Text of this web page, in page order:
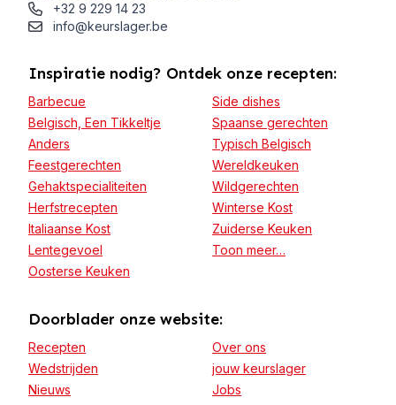
+32 9 229 14 23
info@keurslager.be
Inspiratie nodig? Ontdek onze recepten:
Barbecue
Belgisch, Een Tikkeltje
Anders
Feestgerechten
Gehaktspecialiteiten
Herfstrecepten
Italiaanse Kost
Lentegevoel
Oosterse Keuken
Side dishes
Spaanse gerechten
Typisch Belgisch
Wereldkeuken
Wildgerechten
Winterse Kost
Zuiderse Keuken
Toon meer…
Doorblader onze website:
Recepten
Wedstrijden
Nieuws
Over ons
jouw keurslager
Jobs